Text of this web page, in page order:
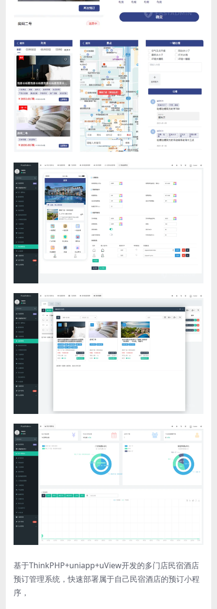
基于ThinkPHP+uniapp+uView开发的多门店民宿酒店
预订管理系统，快速部署属于自己民宿酒店的预订小程
序，